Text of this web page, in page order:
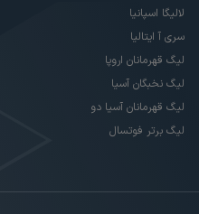
لالیگا اسپانیا
سری آ ایتالیا
لیگ قهرمانان اروپا
لیگ نخبگان آسیا
لیگ قهرمانان آسیا دو
لیگ برتر فوتسال